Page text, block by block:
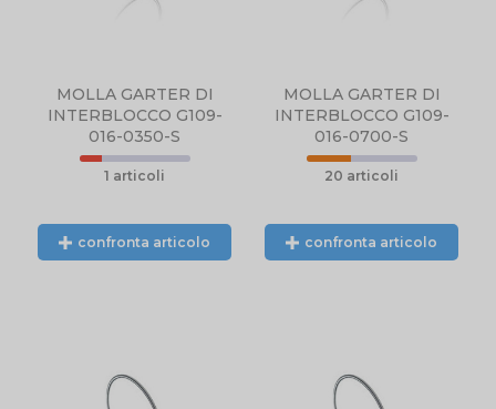
MOLLA GARTER DI
INTERBLOCCO G109-
016-0350-S
1 articoli
confronta articolo
MOLLA GARTER DI
INTERBLOCCO G109-
016-0700-S
20 articoli
confronta articolo